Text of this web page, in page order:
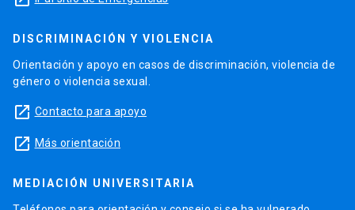
DISCRIMINACIÓN Y VIOLENCIA
Orientación y apoyo en casos de discriminación, violencia de
género o violencia sexual.
launch Contacto para apoyo
launch Más orientación
MEDIACIÓN UNIVERSITARIA